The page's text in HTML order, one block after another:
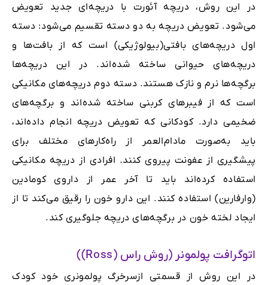
در این روش، دریچه آئورت با دریچه‌ای جدید تعویض
می‌شود. تعویض دریچه به دو دسته تقسیم می‌شود: دسته
اول دریچه‌های بافتی(بیولوژیکی) است که از بافت‌ها و
دریچه‌های حیوانی ساخته شده‌اند. در این دریچه‌ها
برگچه‌ها نرم و نازک هستند. دسته دوم دریچه‌های مکانیکی
است که از فیبرهای کربنی ساخته شده‌اند و برگچه‌های
ضخیمی دارد. کودکانی که تعویض دریچه انجام داده‌اند،
باید به‌صورت مادام‌العمر از راه‌کارهای مختلف برای
پیشگیری از عفونت پیروی کنند. افرادی از دریچه مکانیکی
استفاده کرده‌اند باید تا آخر عمر از داروی کومادین
(وارفارین) استفاده کنند. این دارو خون را رقیق‌ می‌کند تا از
ایجاد لخته خون در برگچه‌های دریچه جلوگیری کند.
اتوگرافت پولمونر (روش راس (Ross))
در این روش از قسمتی ازسرخرگ پولمونری خود کودک